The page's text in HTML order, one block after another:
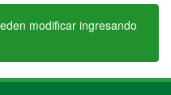
modificar ingresando